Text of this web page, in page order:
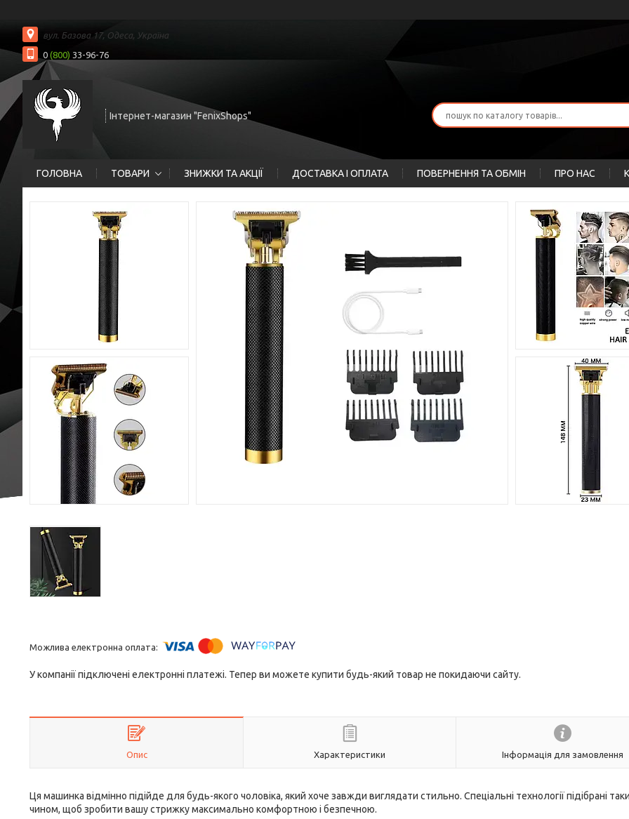
вул. Базова 17, Одеса, Україна
0 (800) 33-96-76
Інтернет-магазин "FenixShops"
ГОЛОВНА ТОВАРИ ЗНИЖКИ ТА АКЦІЇ ДОСТАВКА І ОПЛАТА ПОВЕРНЕННЯ ТА ОБМІН ПРО НАС
У компанії підключені електронні платежі. Тепер ви можете купити будь-який товар не покидаючи сайту.
Опис Характеристики Інформація для замовлення
Ця машинка відмінно підійде для будь-якого чоловіка, який хоче завжди виглядати стильно. Спеціальні технології підібрані
чином, щоб зробити вашу стрижку максимально комфортною і безпечною.